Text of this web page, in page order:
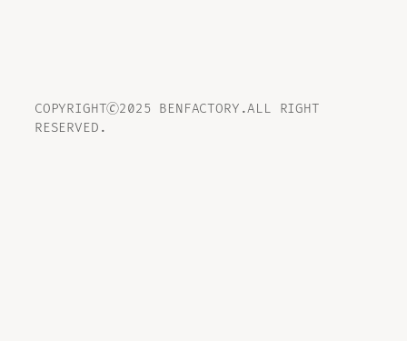
COPYRIGHT🄫2025 BENFACTORY.ALL RIGHT
RESERVED.